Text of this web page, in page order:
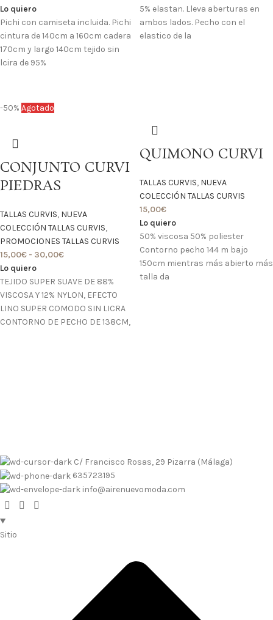
Lo quiero
Pichi con camiseta incluida. Pichi
cintura de 140cm a 160cm cadera
170cm y largo 140cm tejido sin
lcira de 95%
5% elastan. Lleva aberturas en
ambos lados. Pecho con el
elastico de la
-50% Agotado
CONJUNTO CURVI
PIEDRAS
TALLAS CURVIS, NUEVA
COLECCIÓN TALLAS CURVIS,
PROMOCIONES TALLAS CURVIS
15,00€ - 30,00€
Lo quiero
TEJIDO SUPER SUAVE DE 88%
VISCOSA Y 12% NYLON, EFECTO
LINO SUPER COMODO SIN LICRA
CONTORNO DE PECHO DE 138CM,
QUIMONO CURVI
TALLAS CURVIS, NUEVA
COLECCIÓN TALLAS CURVIS
15,00€
Lo quiero
50% viscosa 50% poliester
Contorno pecho 144 m bajo
150cm mientras más abierto más
talla da
C/ Francisco Rosas, 29 Pizarra (Málaga)
635723195
info@airenuevomoda.com
Sitio